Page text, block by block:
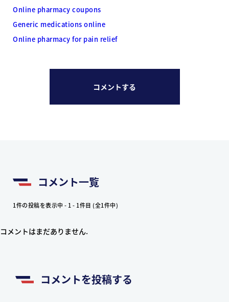
Online pharmacy coupons
Generic medications online
Online pharmacy for pain relief
コメントする
コメント一覧
1件の投稿を表示中 - 1 - 1件目 (全1件中)
コメントはまだありません.
コメントを投稿する